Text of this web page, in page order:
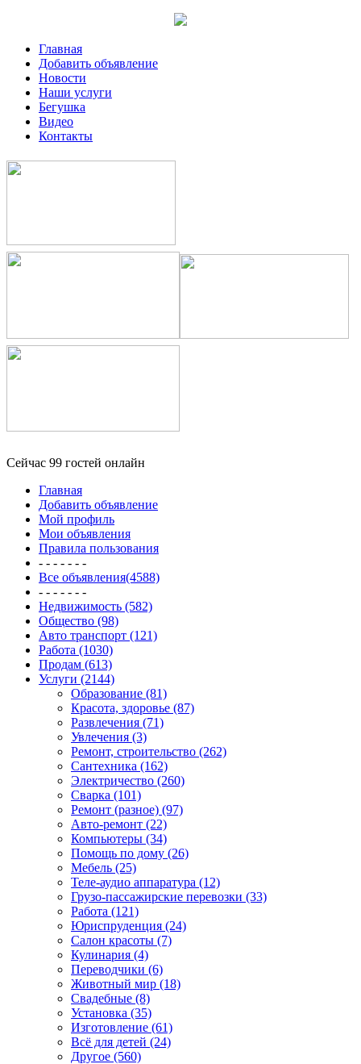
Главная
Добавить объявление
Новости
Наши услуги
Бегушка
Видео
Контакты
Сейчас 99 гостей онлайн
Главная
Добавить объявление
Мой профиль
Мои объявления
Правила пользования
- - - - - - -
Все объявления(4588)
- - - - - - -
Недвижимость (582)
Общество (98)
Авто транспорт (121)
Работа (1030)
Продам (613)
Услуги (2144)
Образование (81)
Красота, здоровье (87)
Развлечения (71)
Увлечения (3)
Ремонт, строительство (262)
Сантехника (162)
Электричество (260)
Сварка (101)
Ремонт (разное) (97)
Авто-ремонт (22)
Компьютеры (34)
Помощь по дому (26)
Мебель (25)
Теле-аудио аппаратура (12)
Грузо-пассажирские перевозки (33)
Работа (121)
Юриспруденция (24)
Салон красоты (7)
Кулинария (4)
Переводчики (6)
Животный мир (18)
Свадебные (8)
Установка (35)
Изготовление (61)
Всё для детей (24)
Другое (560)